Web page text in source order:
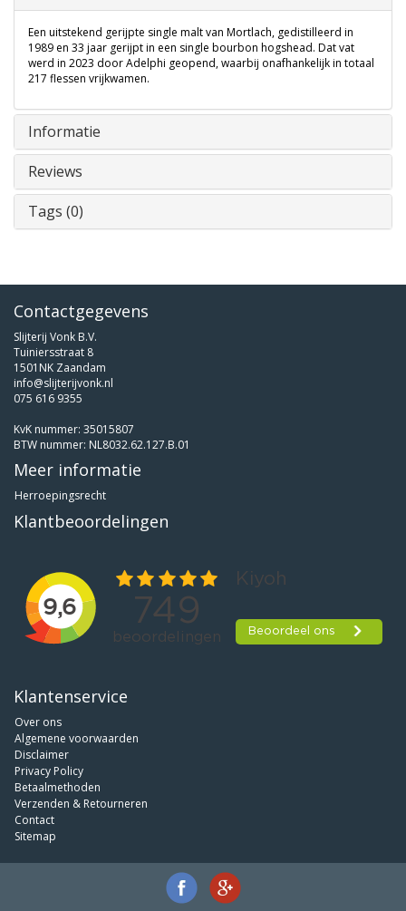
Een uitstekend gerijpte single malt van Mortlach, gedistilleerd in
1989 en 33 jaar gerijpt in een single bourbon hogshead. Dat vat
werd in 2023 door Adelphi geopend, waarbij onafhankelijk in totaal
217 flessen vrijkwamen.
Informatie
Reviews
Tags (0)
Contactgegevens
Slijterij Vonk B.V.
Tuiniersstraat 8
1501NK Zaandam
info@slijterijvonk.nl
075 616 9355
KvK nummer: 35015807
BTW nummer: NL8032.62.127.B.01
Meer informatie
Herroepingsrecht
Klantbeoordelingen
Klantenservice
Over ons
Algemene voorwaarden
Disclaimer
Privacy Policy
Betaalmethoden
Verzenden & Retourneren
Contact
Sitemap